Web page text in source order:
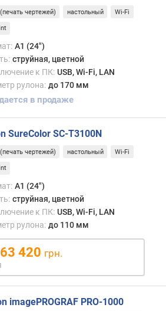
чертежей) настольный Wi-Fi
A1 (24")
струйная, цветной
к ПК: USB, Wi-Fi, LAN
рулона: до 170 мм
в продаже
SureColor SC-T3100N
чертежей) настольный Wi-Fi
A1 (24")
струйная, цветной
к ПК: USB, Wi-Fi, LAN
рулона: до 110 мм
420 грн.
imagePROGRAF PRO-1000